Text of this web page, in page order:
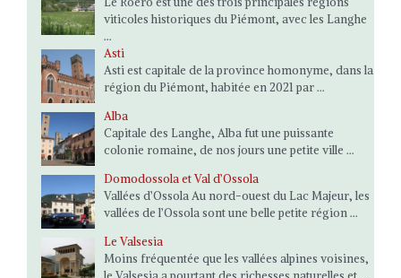
viticoles historiques du Piémont, avec les Langhe
...
Asti
Asti est capitale de la province homonyme, dans la
région du Piémont, habitée en 2021 par ...
Alba
Capitale des Langhe, Alba fut une puissante
colonie romaine, de nos jours une petite ville ...
Domodossola et Val d’Ossola
Vallées d’Ossola Au nord-ouest du Lac Majeur, les
vallées de l’Ossola sont une belle petite région ...
Le Valsesia
Moins fréquentée que les vallées alpines voisines,
le Valsesia a pourtant des richesses naturelles et ...